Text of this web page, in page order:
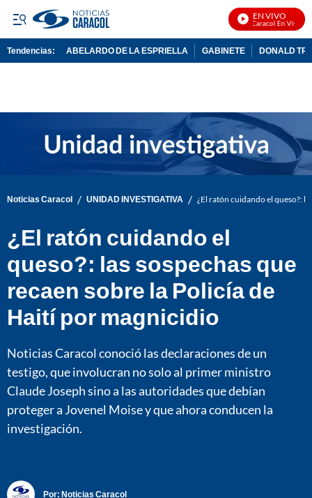
EN VIVO
Noticias Caracol En Vivo
Tendencias: ABELARDO DE LA ESPRIELLA GABINETE DONALD
Noticias Caracol / UNIDAD INVESTIGATIVA / ¿El ratón cuidando el queso?:
¿El ratón cuidando el
queso?: las sospechas que
recaen sobre la Policía de
Haití por magnicidio
Noticias Caracol conoció las declaraciones de un
testigo, que involucran no solo al primer ministro
Claude Joseph sino a las autoridades que debían
proteger a Jovenel Moise y que ahora conducen la
investigación.
Por: Noticias Caracol